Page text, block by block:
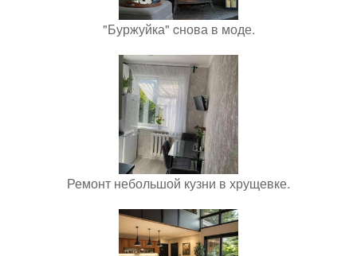
"Буржуйка" cнова в моде.
Ремонт небольшой кузни в хрущевке.